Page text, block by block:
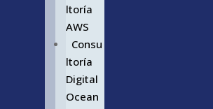
ltoría
AWS
Consu
ltoría
Digital
Ocean